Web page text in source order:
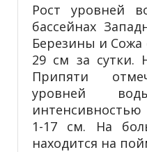
Рост уровней
бассейнах
Березины и Сожа
29 см за сутки.
Припяти
уровней
интенсивностью
1-17 см. На
находится на